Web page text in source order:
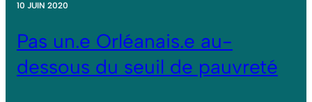
10 JUIN 2020
Pas un.e Orléanais.e au-
dessous du seuil de pauvreté